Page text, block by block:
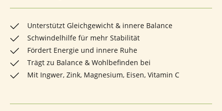
Unterstützt Gleichgewicht & innere Balance
Schwindelhilfe für mehr Stabilität
Fördert Energie und innere Ruhe
Trägt zu Balance & Wohlbefinden bei
Mit Ingwer, Zink, Magnesium, Eisen, Vitamin C